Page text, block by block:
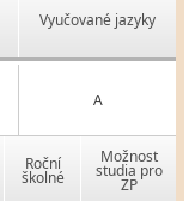
Vyučované jazyky
A
Roční
školné
Možnost
studia pro
ZP